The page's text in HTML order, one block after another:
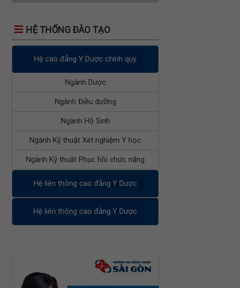
HỆ THỐNG ĐÀO TẠO
Hệ cao đẳng Y Dược chính quy
Ngành Dược
Ngành Điều dưỡng
Ngành Hộ Sinh
Ngành Kỹ thuật Xét nghiệm Y học
Ngành Kỹ thuật Phục hồi chức năng
Hệ liên thông cao đẳng Y Dược
Hệ liên thông cao đẳng Y Dược